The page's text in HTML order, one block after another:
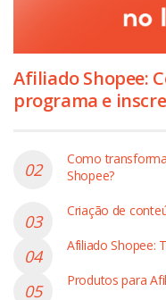
Afiliado Shopee:
programa e
Como
Shopee?
Criação de
Afiliado Shopee:
Produtos para